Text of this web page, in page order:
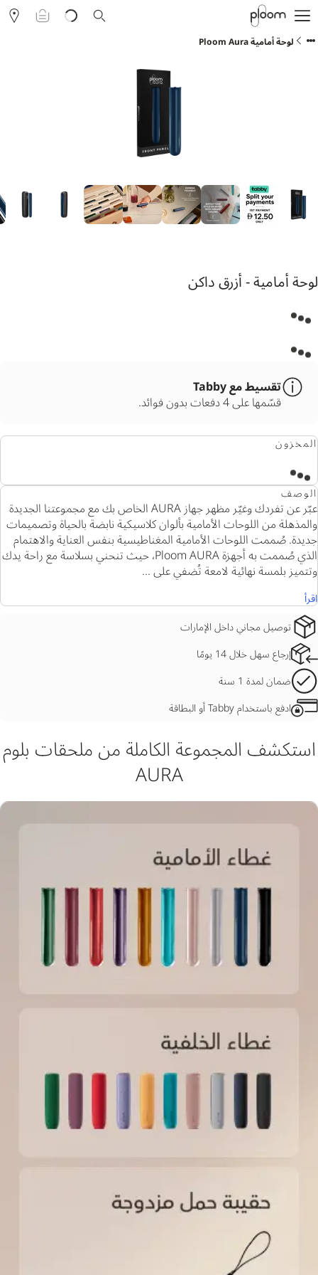
التسوق
حول Ploom AURA
العربية
لوحة أمامية Ploom Aura
لوحة أمامية - أزرق داكن
تقسيط مع Tabby
قسّمها على 4 دفعات بدون فوائد.
المخزون
الوصف
عبّر عن تفردك وغيّر مظهر جهاز AURA الخاص بك مع مجموعتنا الجديدة
والمذهلة من اللوحات الأمامية بألوان كلاسيكية نابضة بالحياة وتصميمات
جديدة. صُممت اللوحات الأمامية المغناطيسية بنفس العناية والاهتمام
الذي صُممت به أجهزة Ploom AURA، حيث تنحني بسلاسة مع راحة يدك
وتتميز بلمسة نهائية لامعة تُضفي على ...
اقرأ
توصيل مجاني داخل الإمارات
إرجاع سهل خلال 14 يومًا
ضمان لمدة 1 سنة
ادفع باستخدام Tabby أو البطاقة
استكشف المجموعة الكاملة من ملحقات بلوم
AURA